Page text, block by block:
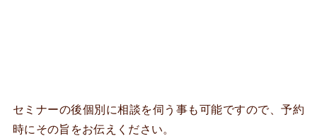
セミナーの後個別に相談を伺う事も可能ですので、予約
時にその旨をお伝えください。